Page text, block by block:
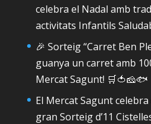
celebra el Nadal amb
activitats Infantils
🎉 Sorteig “Carret Ben
guanya un carret amb
Mercat Sagunt! 🛒🍅🧀🐟
El Mercat Sagunt
gran Sorteig d’11